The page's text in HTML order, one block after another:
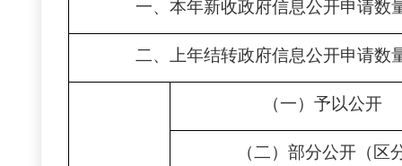
一、本年新收政府信息公开申请数
二、上年结转政府信息公开申请数
（一）予以公开
（二）部分公开（区